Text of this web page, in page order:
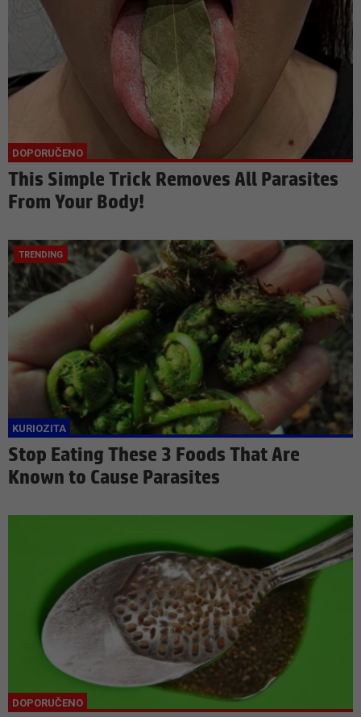
This Simple Trick Removes All Parasites
From Your Body!
Stop Eating These 3 Foods That Are
Known to Cause Parasites